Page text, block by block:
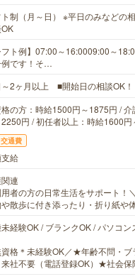
制（月～日） ※平日のみなどの
フト例】07:00～16:0009:00～
例です！そ…
2ヶ月以上 ■開始日の相談OK！
の方：時給1500円～1875円 /
2250円 / 初任者以上：時給1600円
交通費
給
連
用者の方の日常生活をサポート
や散歩に付き添ったり・折り紙や
経験OK / ブランクOK / パソコン
資格＊未経験OK／★年齢不問・
社不要（電話登録OK）★社会